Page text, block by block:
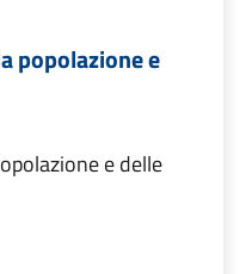
popolazione e
e delle